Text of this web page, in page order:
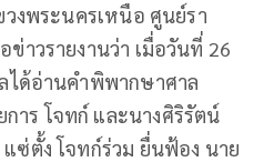
งพระนครเหนือ ศูนย์รา
าวรายงานว่า เมื่อวันที่ 26
ได้อ่านคำพิพากษาศาล
าร โจทก์ และนางศิริรัตน์
ซ่ตั้ง โจทก์ร่วม ยื่นฟ้อง นาย